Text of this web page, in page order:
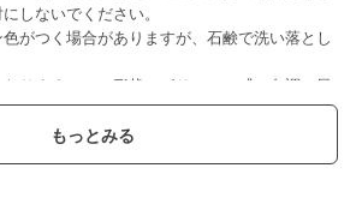
しないでください。
がつく場合がありますが、石鹸で洗い落とし
りますので、形状・ボリューム感・色調・風
ます。
の苔が若干混じり合う場合もあります。苔に
石・埃等の付着・混入がございます。